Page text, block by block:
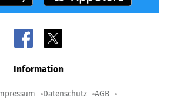
Information
Datenschutz AGB